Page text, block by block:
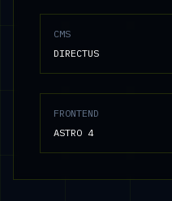
CMS
DIRECTUS
FRONTEND
ASTRO 4